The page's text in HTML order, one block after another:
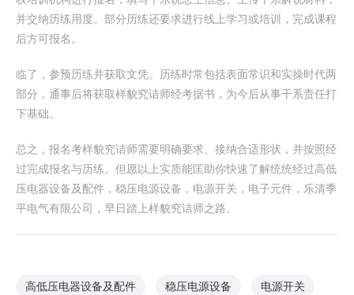
并交纳历练用度。部分历练还要求进行线上学习或培训，完成课程
后方可报名。
临了，参预历练并获取文凭。历练时常包括表面常识和实操时代两
部分，通事后将获取样貌究诘师经考据书，为今后从事干系责任打
下基础。
总之，报名考样貌究诘师需要明确要求、接纳合适形状，并按照经
过完成报名与历练。但愿以上实质能匡助你快速了解统统经过高低
压电器设备及配件，稳压电源设备，电源开关，电子元件，乐清季
平电气有限公司，早日踏上样貌究诘师之路。
高低压电器设备及配件 稳压电源设备 电源开关